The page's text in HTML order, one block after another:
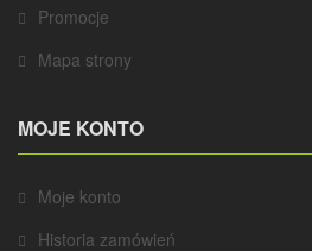
Promocje
Mapa strony
MOJE KONTO
Moje konto
Historia zamówień